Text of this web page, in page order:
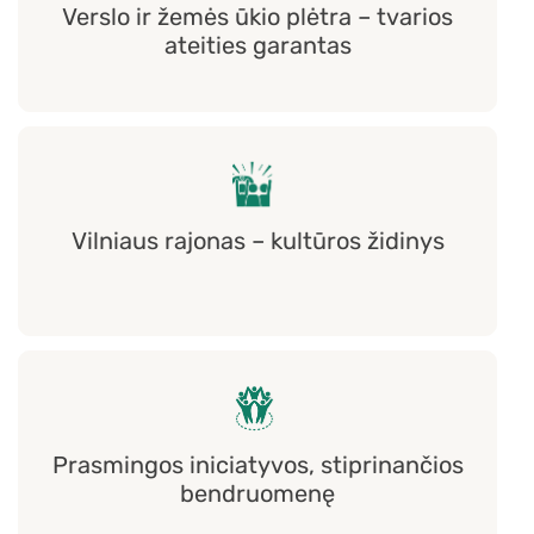
Verslo ir žemės ūkio plėtra – tvarios
ateities garantas
Vilniaus rajonas – kultūros židinys
Prasmingos iniciatyvos, stiprinančios
bendruomenę